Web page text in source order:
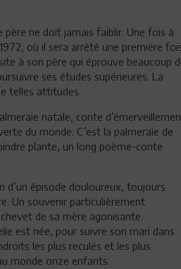
ne doit jamais faiblir. Une fois à
où il sera arrêté une première
à son père qui éprouve beaucoup
ses études supérieures. La
telles attitudes.
natale, conte
du monde. C’est la palmeraie de
plante, un long poème-conte
épisode douloureux, toujours
Un souvenir particulièrement
de sa mère agonisante.
est née, pour suivre son mari dans
les plus reculés et les plus
monde onze enfants.